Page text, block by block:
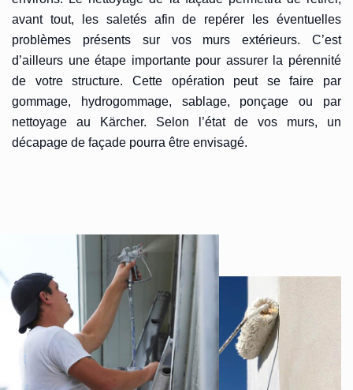
avant tout, les saletés afin de repérer les éventuelles
problèmes présents sur vos murs extérieurs. C’est
d’ailleurs une étape importante pour assurer la pérennité
de votre structure. Cette opération peut se faire par
gommage, hydrogommage, sablage, ponçage ou par
nettoyage au Kärcher. Selon l’état de vos murs, un
décapage de façade pourra être envisagé.